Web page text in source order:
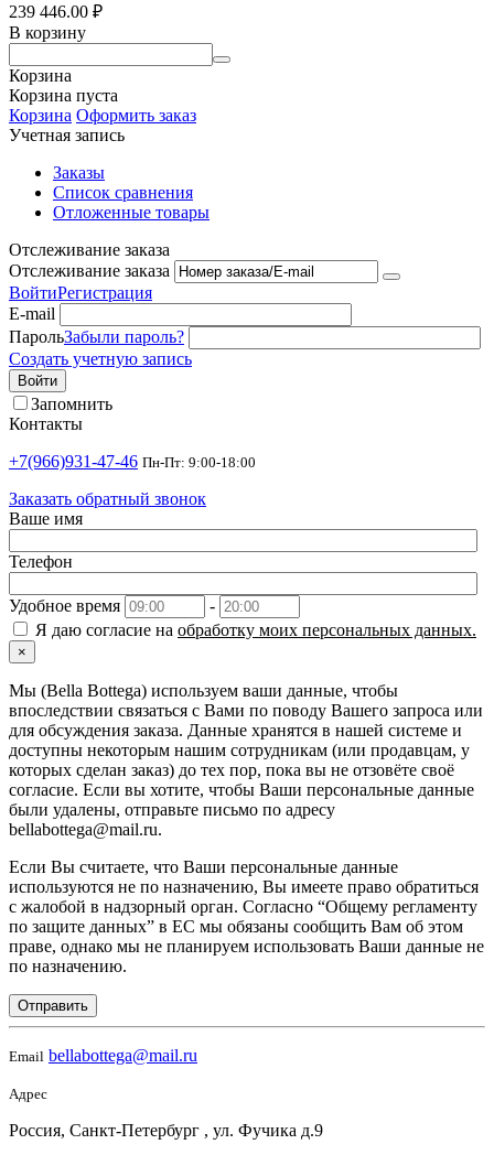
239 446.00 ₽
В корзину
Корзина
Корзина пуста
Корзина Оформить заказ
Учетная запись
Заказы
Список сравнения
Отложенные товары
Отслеживание заказа
Отслеживание заказа
ВойтиРегистрация
E-mail
ПарольЗабыли пароль?
Создать учетную запись
Войти
Запомнить
Контакты
+7(966)931-47-46 Пн-Пт: 9:00-18:00
Заказать обратный звонок
Ваше имя
Телефон
Удобное время
-
Я даю согласие на обработку моих персональных данных.
×
Мы (Bella Bottega) используем ваши данные, чтобы
впоследствии связаться с Вами по поводу Вашего запроса или
для обсуждения заказа. Данные хранятся в нашей системе и
доступны некоторым нашим сотрудникам (или продавцам, у
которых сделан заказ) до тех пор, пока вы не отзовёте своё
согласие. Если вы хотите, чтобы Ваши персональные данные
были удалены, отправьте письмо по адресу
bellabottega@mail.ru.
Если Вы считаете, что Ваши персональные данные
используются не по назначению, Вы имеете право обратиться
с жалобой в надзорный орган. Согласно “Общему регламенту
по защите данных” в ЕС мы обязаны сообщить Вам об этом
праве, однако мы не планируем использовать Ваши данные не
по назначению.
Отправить
Email bellabottega@mail.ru
Адрес
Россия, Санкт-Петербург , ул. Фучика д.9